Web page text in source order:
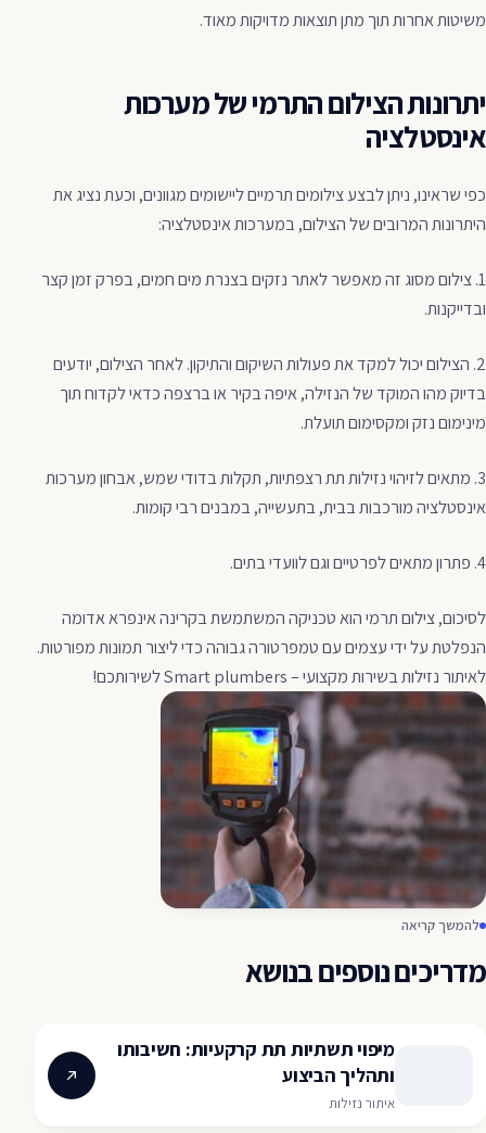
משיטות אחרות תוך מתן תוצאות מדויקות מאוד.
יתרונות הצילום התרמי של מערכות
אינסטלציה
כפי שראינו, ניתן לבצע צילומים תרמיים ליישומים מגוונים, וכעת נציג את
היתרונות המרובים של הצילום, במערכות אינסטלציה:
1. צילום מסוג זה מאפשר לאתר נזקים בצנרת מים חמים, בפרק זמן קצר
ובדייקנות.
2. הצילום יכול למקד את פעולות השיקום והתיקון. לאחר הצילום, יודעים
בדיוק מהו המוקד של הנזילה, איפה בקיר או ברצפה כדאי לקדוח תוך
מינימום נזק ומקסימום תועלת.
3. מתאים לזיהוי נזילות תת רצפתיות, תקלות בדודי שמש, אבחון מערכות
אינסטלציה מורכבות בבית, בתעשייה, במבנים רבי קומות.
4. פתרון מתאים לפרטיים וגם לוועדי בתים.
לסיכום, צילום תרמי הוא טכניקה המשתמשת בקרינה אינפרא אדומה
הנפלטת על ידי עצמים עם טמפרטורה גבוהה כדי ליצור תמונות מפורטות.
לאיתור נזילות בשירות מקצועי – Smart plumbers לשירותכם!
להמשך קריאה
מדריכים נוספים בנושא
מיפוי תשתיות תת קרקעיות: חשיבותו
ותהליך הביצוע
איתור נזילות